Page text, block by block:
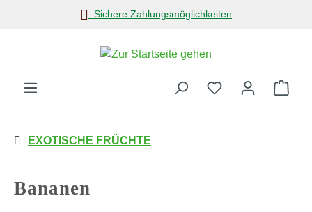
Zum Hauptinhalt springenSichere Zahlungsmöglichkeiten
EXOTISCHE FRÜCHTE
Bananen